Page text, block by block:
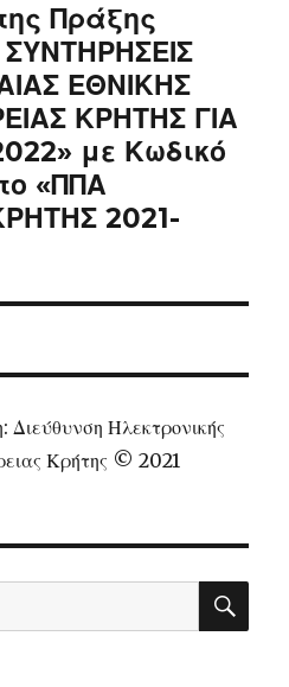
Πράξης
ΣΥΝΤΗΡΗΣΕΙΣ
ΕΘΝΙΚΗΣ
ΚΡΗΤΗΣ ΓΙΑ
με Κωδικό
«ΠΠΑ
2021-
Ηλεκτρονικής
Κρήτης © 2021